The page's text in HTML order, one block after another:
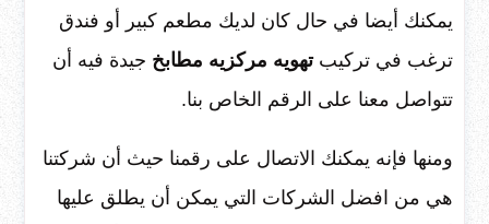
يمكنك أيضا في حال كان لديك مطعم كبير أو فندق
ترغب في تركيبتهويه مركزيه مطابخ جيدة فيه أن
تتواصل معنا على الرقم الخاص بنا.
ومنها فإنه يمكنك الاتصال على رقمنا حيث أن شركتنا
هي من افضل الشركات التي يمكن أن يطلق عليها